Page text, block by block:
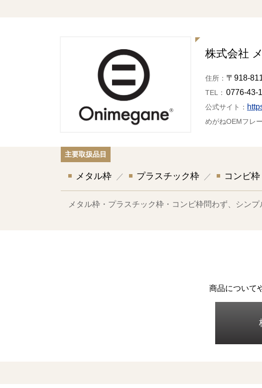
株式会社
住所： 〒918-
TEL： 0776-43-
公式サイト：
めがねOEMフレ
主要取扱品目
メタル枠 プラスチック枠 コンビ枠
メタル枠・プラスチック枠・コンビ枠問わず、シン
商品について